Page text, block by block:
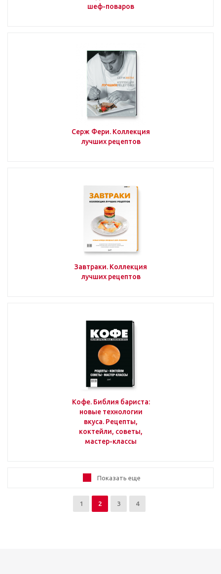
шеф-поваров
Серж Фери. Коллекция
лучших рецептов
Завтраки. Коллекция
лучших рецептов
Кофе. Библия бариста:
новые технологии
вкуса. Рецепты,
коктейли, советы,
мастер-классы
Показать еще
1 2 3 4